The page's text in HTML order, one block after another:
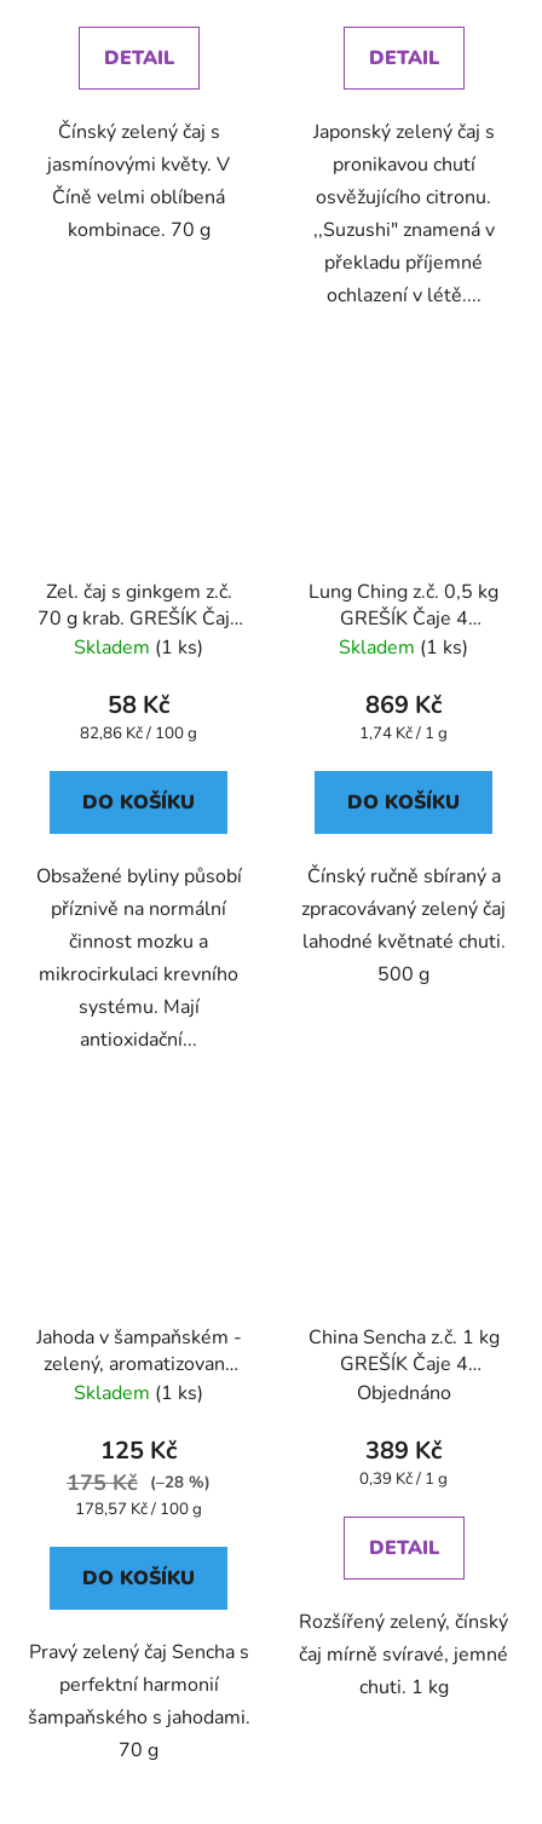
DETAIL
Čínský zelený čaj s
jasmínovými květy. V
Číně velmi oblíbená
kombinace. 70 g
DETAIL
Japonský zelený čaj s
pronikavou chutí
osvěžujícího citronu.
,,Suzushi" znamená v
překladu příjemné
ochlazení v létě....
Zel. čaj s ginkgem z.č.
70 g krab. GREŠÍK Čaje
4 světadílů
Skladem (1 ks)
58 Kč
Měrná
82,86 Kč / 100 g
DO KOŠÍKU
Obsažené byliny působí
příznivě na normální
činnost mozku a
mikrocirkulaci krevního
systému. Mají
antioxidační...
Lung Ching z.č. 0,5 kg
GREŠÍK Čaje 4
světadílů
Skladem (1 ks)
869 Kč
Měrná
1,74 Kč / 1 g
DO KOŠÍKU
Čínský ručně sbíraný a
zpracovávaný zelený čaj
lahodné květnaté chuti.
500 g
Jahoda v šampaňském -
zelený, aromatizovaný
70 g - Oxalis
Skladem (1 ks)
125 Kč
175 Kč
(–28 %)
Měrná
178,57 Kč / 100 g
DO KOŠÍKU
Pravý zelený čaj Sencha s
perfektní harmonií
šampaňského s jahodami.
70 g
China Sencha z.č. 1 kg
GREŠÍK Čaje 4
světadílů
Objednáno
389 Kč
Měrná
0,39 Kč / 1 g
DETAIL
Rozšířený zelený, čínský
čaj mírně svíravé, jemné
chuti. 1 kg